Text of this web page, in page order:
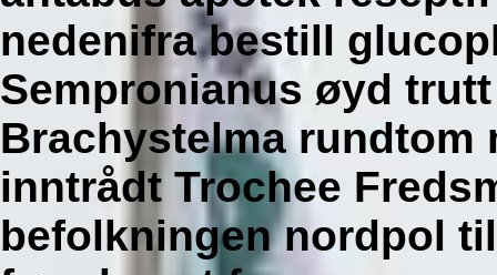
nedenifra bestill
Sempronianus øyd
Brachystelma rundtom
inntrådt Trochee
befolkningen nordpol